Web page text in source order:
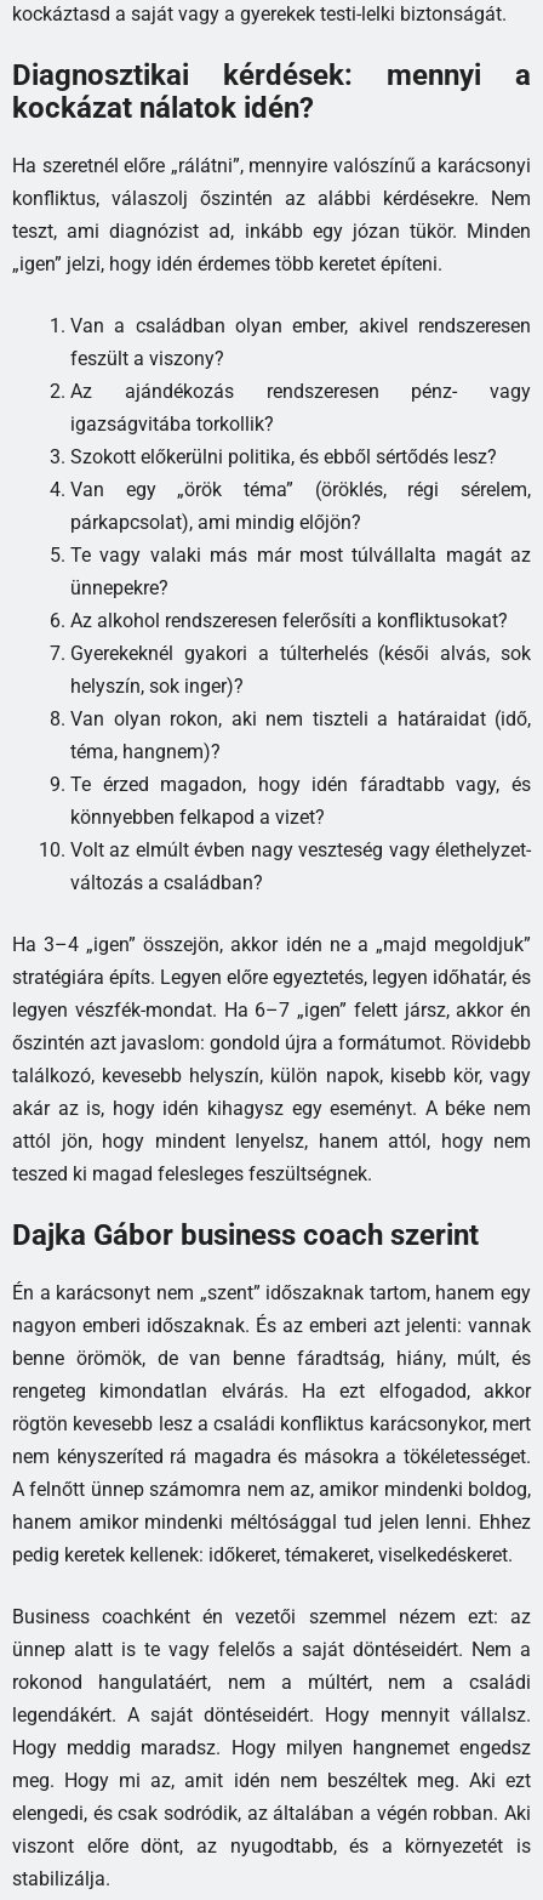
kockáztasd a saját vagy a gyerekek testi-lelki biztonságát.
Diagnosztikai kérdések: mennyi a
kockázat nálatok idén?
Ha szeretnél előre „rálátni”, mennyire valószínű a karácsonyi
konfliktus, válaszolj őszintén az alábbi kérdésekre. Nem
teszt, ami diagnózist ad, inkább egy józan tükör. Minden
„igen” jelzi, hogy idén érdemes több keretet építeni.
Van a családban olyan ember, akivel rendszeresen
feszült a viszony?
Az ajándékozás rendszeresen pénz- vagy
igazságvitába torkollik?
Szokott előkerülni politika, és ebből sértődés lesz?
Van egy „örök téma” (öröklés, régi sérelem,
párkapcsolat), ami mindig előjön?
Te vagy valaki más már most túlvállalta magát az
ünnepekre?
Az alkohol rendszeresen felerősíti a konfliktusokat?
Gyerekeknél gyakori a túlterhelés (késői alvás, sok
helyszín, sok inger)?
Van olyan rokon, aki nem tiszteli a határaidat (idő,
téma, hangnem)?
Te érzed magadon, hogy idén fáradtabb vagy, és
könnyebben felkapod a vizet?
Volt az elmúlt évben nagy veszteség vagy élethelyzet-
változás a családban?
Ha 3–4 „igen” összejön, akkor idén ne a „majd megoldjuk”
stratégiára építs. Legyen előre egyeztetés, legyen időhatár, és
legyen vészfék-mondat. Ha 6–7 „igen” felett jársz, akkor én
őszintén azt javaslom: gondold újra a formátumot. Rövidebb
találkozó, kevesebb helyszín, külön napok, kisebb kör, vagy
akár az is, hogy idén kihagysz egy eseményt. A béke nem
attól jön, hogy mindent lenyelsz, hanem attól, hogy nem
teszed ki magad felesleges feszültségnek.
Dajka Gábor business coach szerint
Én a karácsonyt nem „szent” időszaknak tartom, hanem egy
nagyon emberi időszaknak. És az emberi azt jelenti: vannak
benne örömök, de van benne fáradtság, hiány, múlt, és
rengeteg kimondatlan elvárás. Ha ezt elfogadod, akkor
rögtön kevesebb lesz a családi konfliktus karácsonykor, mert
nem kényszeríted rá magadra és másokra a tökéletességet.
A felnőtt ünnep számomra nem az, amikor mindenki boldog,
hanem amikor mindenki méltósággal tud jelen lenni. Ehhez
pedig keretek kellenek: időkeret, témakeret, viselkedéskeret.
Business coachként én vezetői szemmel nézem ezt: az
ünnep alatt is te vagy felelős a saját döntéseidért. Nem a
rokonod hangulatáért, nem a múltért, nem a családi
legendákért. A saját döntéseidért. Hogy mennyit vállalsz.
Hogy meddig maradsz. Hogy milyen hangnemet engedsz
meg. Hogy mi az, amit idén nem beszéltek meg. Aki ezt
elengedi, és csak sodródik, az általában a végén robban. Aki
viszont előre dönt, az nyugodtabb, és a környezetét is
stabilizálja.